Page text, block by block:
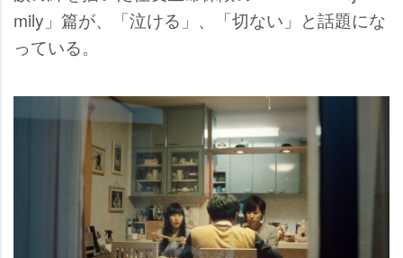
mily」篇が、「泣ける」、「切ない」と話題にな
っている。